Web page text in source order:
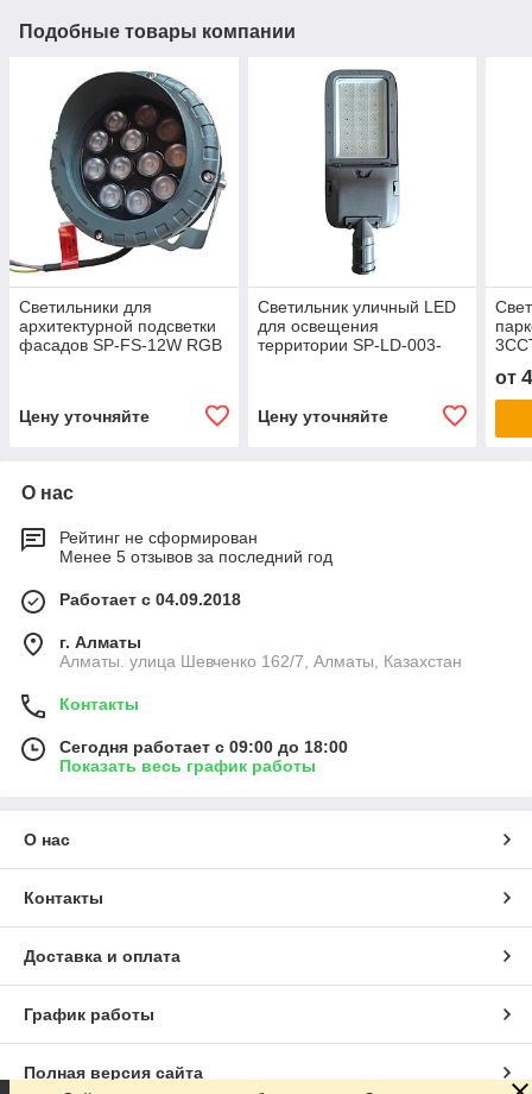
Подобные товары компании
Светильники для
архитектурной подсветки
фасадов SP-FS-12W RGB
Цену уточняйте
Светильник уличный LED
для освещения
территории SP-LD-003-
Цену уточняйте
от
О нас
Рейтинг не сформирован
Менее 5 отзывов за последний год
Работает с 04.09.2018
г. Алматы
Алматы. улица Шевченко 162/7, Алматы, Казахстан
Контакты
Сегодня работает с 09:00 до 18:00
Показать весь график работы
О нас
Контакты
Доставка и оплата
График работы
Полная версия сайта